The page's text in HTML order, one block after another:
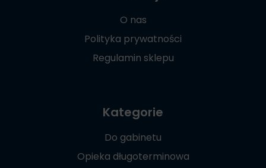
O nas
Polityka prywatności
Regulamin sklepu
Kategorie
Do gabinetu
Opieka długoterminowa